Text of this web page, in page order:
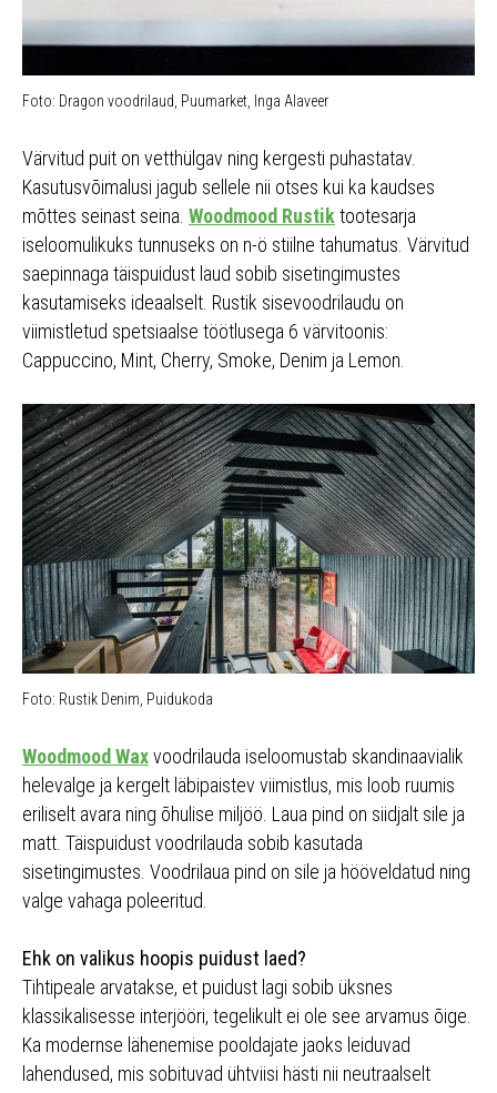
Foto: Dragon voodrilaud, Puumarket, Inga Alaveer
Värvitud puit on vetthülgav ning kergesti puhastatav.
Kasutusvõimalusi jagub sellele nii otses kui ka kaudses
mõttes seinast seina. Woodmood Rustiktootesarja
iseloomulikuks tunnuseks on n-ö stiilne tahumatus. Värvitud
saepinnaga täispuidust laud sobib sisetingimustes
kasutamiseks ideaalselt. Rustik sisevoodrilaudu on
viimistletud spetsiaalse töötlusega 6 värvitoonis:
Cappuccino, Mint, Cherry, Smoke, Denim ja Lemon.
Foto: Rustik Denim, Puidukoda
Woodmood Waxvoodrilauda iseloomustab skandinaavialik
helevalge ja kergelt läbipaistev viimistlus, mis loob ruumis
eriliselt avara ning õhulise miljöö. Laua pind on siidjalt sile ja
matt. Täispuidust voodrilauda sobib kasutada
sisetingimustes. Voodrilaua pind on sile ja hööveldatud ning
valge vahaga poleeritud.
Ehk on valikus hoopis puidust laed?
Tihtipeale arvatakse, et puidust lagi sobib üksnes
klassikalisesse interjööri, tegelikult ei ole see arvamus õige.
Ka modernse lähenemise pooldajate jaoks leiduvad
lahendused, mis sobituvad ühtviisi hästi nii neutraalselt